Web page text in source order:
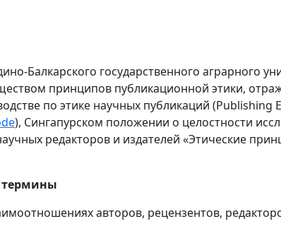
Балкарского государственного аграрного
принципов публикационной этики,
по этике научных публикаций (Publishing
), Сингапурском положении о целостности
редакторов и издателей «Этические
авторов, рецензентов,